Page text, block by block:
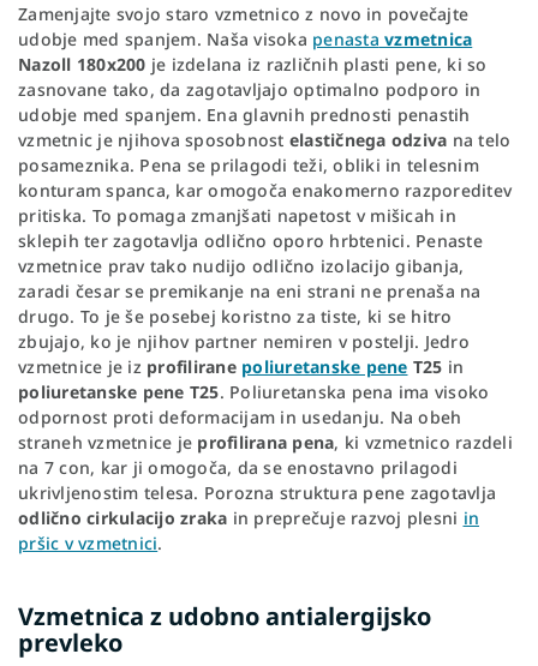
Zamenjajte svojo staro vzmetnico z novo in povečajte
udobje med spanjem. Naša visoka penasta vzmetnica
Nazoll 180x200 je izdelana iz različnih plasti pene, ki so
zasnovane tako, da zagotavljajo optimalno podporo in
udobje med spanjem. Ena glavnih prednosti penastih
vzmetnic je njihova sposobnost elastičnega odziva na telo
posameznika. Pena se prilagodi teži, obliki in telesnim
konturam spanca, kar omogoča enakomerno razporeditev
pritiska. To pomaga zmanjšati napetost v mišicah in
sklepih ter zagotavlja odlično oporo hrbtenici. Penaste
vzmetnice prav tako nudijo odlično izolacijo gibanja,
zaradi česar se premikanje na eni strani ne prenaša na
drugo. To je še posebej koristno za tiste, ki se hitro
zbujajo, ko je njihov partner nemiren v postelji. Jedro
vzmetnice je iz profilirane poliuretanske pene T25 in
poliuretanske pene T25. Poliuretanska pena ima visoko
odpornost proti deformacijam in usedanju. Na obeh
straneh vzmetnice je profilirana pena, ki vzmetnico razdeli
na 7 con, kar ji omogoča, da se enostavno prilagodi
ukrivljenostim telesa. Porozna struktura pene zagotavlja
odlično cirkulacijo zraka in preprečuje razvoj plesni in
pršic v vzmetnici.
Vzmetnica z udobno antialergijsko
prevleko